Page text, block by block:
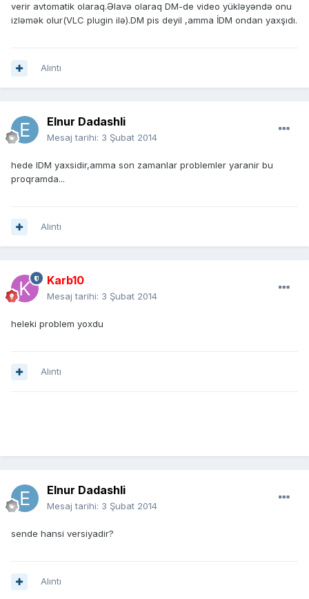
verir avtomatik olaraq.Əlavə olaraq DM-de video yükləyəndə onu
izləmək olur(VLC plugin ilə).DM pis deyil ,amma İDM ondan yaxşıdı.
Alıntı
Elnur Dadashli
Mesaj tarihi: 3 Şubat 2014
hede IDM yaxsidir,amma son zamanlar problemler yaranir bu
proqramda...
Alıntı
Karb10
Mesaj tarihi: 3 Şubat 2014
heleki problem yoxdu
Alıntı
Elnur Dadashli
Mesaj tarihi: 3 Şubat 2014
sende hansi versiyadir?
Alıntı